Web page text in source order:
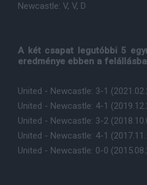
Newcastle: V, V, D
A két csapat legutóbbi 5
eredménye ebben a
United - Newcastle: 3-1
United - Newcastle: 4-1
United - Newcastle: 3-2
United - Newcastle: 4-1
United - Newcastle: 0-0